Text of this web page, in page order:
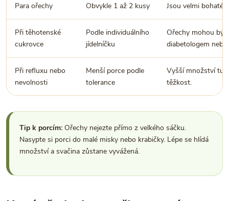
Para ořechy Obvykle 1 až 2 kusy Jsou velmi bohaté
Při těhotenské
cukrovce
Podle individuálního
jídelníčku
Ořechy mohou být
diabetologem
Při refluxu nebo
nevolnosti
Menší porce podle
tolerance
Vyšší množství
těžkost.
Tip k porcím: Ořechy nejezte přímo z velkého sáčku.
Nasypte si porci do malé misky nebo krabičky. Lépe se hlídá
množství a svačina zůstane vyvážená.